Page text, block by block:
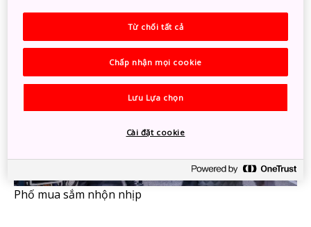
Phố mua sắm nhộn nhịp
Từ chối tất cả
Chấp nhận mọi cookie
Lưu Lựa chọn
Cài đặt cookie